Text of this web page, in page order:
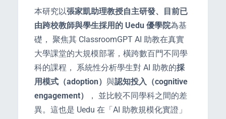
本研究以張家凱助理教授自主研發、目前已
由跨校教師與學生採用的 Uedu 優學院為基
礎， 聚焦其 ClassroomGPT AI 助教在真實
大學課堂的大規模部署，橫跨數百門不同學
科的課程， 系統性分析學生對 AI 助教的採
用模式（adoption） 與認知投入（cognitive
engagement）
， 並比較不同學科之間的差
異。這也是 Uedu 在「AI 助教規模化實證」